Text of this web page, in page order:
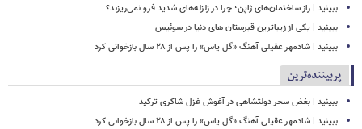
ببینید | راز ساختمان‌های ژاپن؛ چرا در زلزله‌های شدید فرو نمی‌ریزند؟
ببینید | یکی از زیباترین قبرستان های دنیا در سوئیس
ببینید | شادمهر عقیلی آهنگ «گل یاس» را پس از ۲۸ سال بازخوانی کرد
پربیننده‌ترین
ببینید | بغض سحر دولتشاهی در آغوش غزل شاکری ترکید
ببینید | شادمهر عقیلی آهنگ «گل یاس» را پس از ۲۸ سال بازخوانی کرد